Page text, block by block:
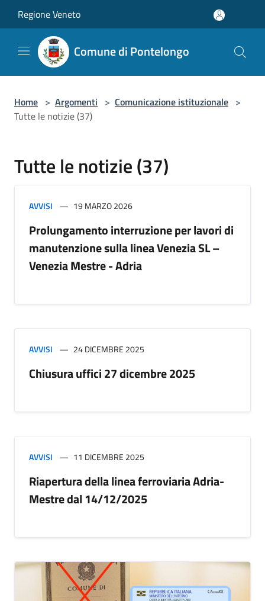
Regione Veneto
Comune di Pontelongo
Home > Argomenti > Comunicazione istituzionale >
Tutte le notizie (37)
Tutte le notizie (37)
AVVISI 19 MARZO 2026
Prolungamento interruzione per lavori di
manutenzione sulla linea Venezia SL –
Venezia Mestre - Adria
AVVISI 24 DICEMBRE 2025
Chiusura uffici 27 dicembre 2025
AVVISI 11 DICEMBRE 2025
Riapertura della linea ferroviaria Adria-
Mestre dal 14/12/2025